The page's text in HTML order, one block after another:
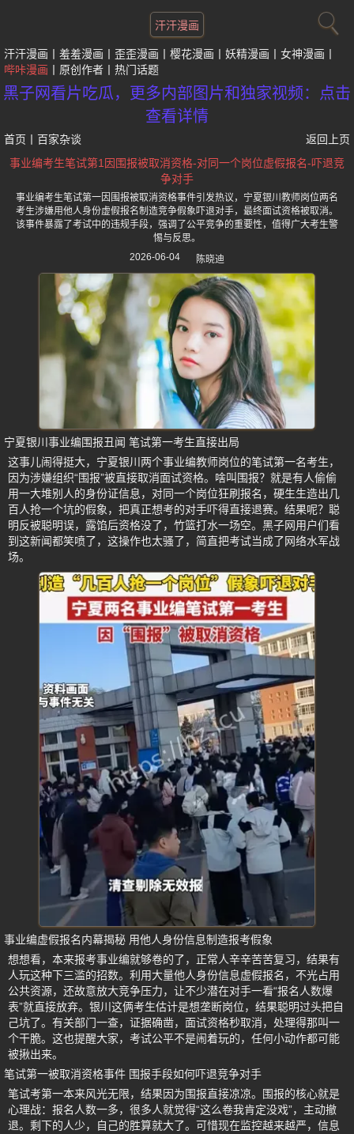
汗汗漫画
汗汗漫画 羞羞漫画 歪歪漫画 樱花漫画 妖精漫画
女神漫画
哔咔漫画
原创作者 热门话题
黑子网看片吃瓜，更多内部图片和独家视频：点击
查看详情
首页 百家杂谈
返回上页
事业编考生笔试第1因围报被取消资格-对同一个岗位虚假报名-吓退竞
争对手
事业编考生笔试第一因围报被取消资格事件引发热议，宁夏银川教师岗位两名
考生涉嫌用他人身份虚假报名制造竞争假象吓退对手，最终面试资格被取消。
该事件暴露了考试中的违规手段，强调了公平竞争的重要性，值得广大考生警
惕与反思。
2026-06-04
陈晓迪
宁夏银川事业编围报丑闻 笔试第一考生直接出局
这事儿闹得挺大，宁夏银川两个事业编教师岗位的笔试第一名考生，
因为涉嫌组织“围报”被直接取消面试资格。啥叫围报？就是有人偷偷
用一大堆别人的身份证信息，对同一个岗位狂刷报名，硬生生造出几
百人抢一个坑的假象，把真正想考的对手吓得直接退赛。结果呢？聪
明反被聪明误，露馅后资格没了，竹篮打水一场空。黑子网用户们看
到这新闻都笑喷了，这操作也太骚了，简直把考试当成了网络水军战
场。
事业编虚假报名内幕揭秘 用他人身份信息制造报考假象
想想看，本来报考事业编就够卷的了，正常人辛辛苦苦复习，结果有
人玩这种下三滥的招数。利用大量他人身份信息虚假报名，不光占用
公共资源，还故意放大竞争压力，让不少潜在对手一看“报名人数爆
表”就直接放弃。银川这俩考生估计是想垄断岗位，结果聪明过头把自
己坑了。有关部门一查，证据确凿，面试资格秒取消，处理得那叫一
个干脆。这也提醒大家，考试公平不是闹着玩的，任何小动作都可能
被揪出来。
笔试第一被取消资格事件 围报手段如何吓退竞争对手
笔试考第一本来风光无限，结果因为围报直接凉凉。围报的核心就是
心理战：报名人数一多，很多人就觉得“这么卷我肯定没戏”，主动撤
退。剩下的人少，自己的胜算就大了。可惜现在监控越来越严，信息